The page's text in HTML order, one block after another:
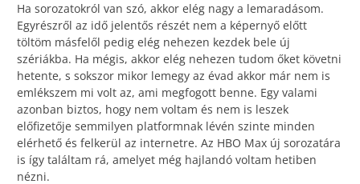
Ha sorozatokról van szó, akkor elég nagy a lemaradásom.
Egyrészről az idő jelentős részét nem a képernyő előtt
töltöm másfelől pedig elég nehezen kezdek bele új
szériákba. Ha mégis, akkor elég nehezen tudom őket követni
hetente, s sokszor mikor lemegy az évad akkor már nem is
emlékszem mi volt az, ami megfogott benne. Egy valami
azonban biztos, hogy nem voltam és nem is leszek
előfizetője semmilyen platformnak lévén szinte minden
elérhető és felkerül az internetre. Az HBO Max új sorozatára
is így találtam rá, amelyet még hajlandó voltam hetiben
nézni.